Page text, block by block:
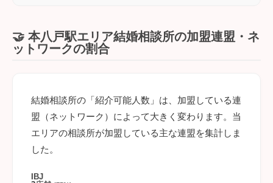
🤝 本八戸駅エリア結婚相談所の加盟連盟・ネ
ットワークの割合
結婚相談所の「紹介可能人数」は、加盟している連
盟（ネットワーク）によって大きく変わります。当
エリアの相談所が加盟している主な連盟を集計しま
した。
IBJ